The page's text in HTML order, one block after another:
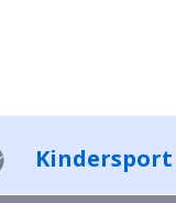
Kindersport